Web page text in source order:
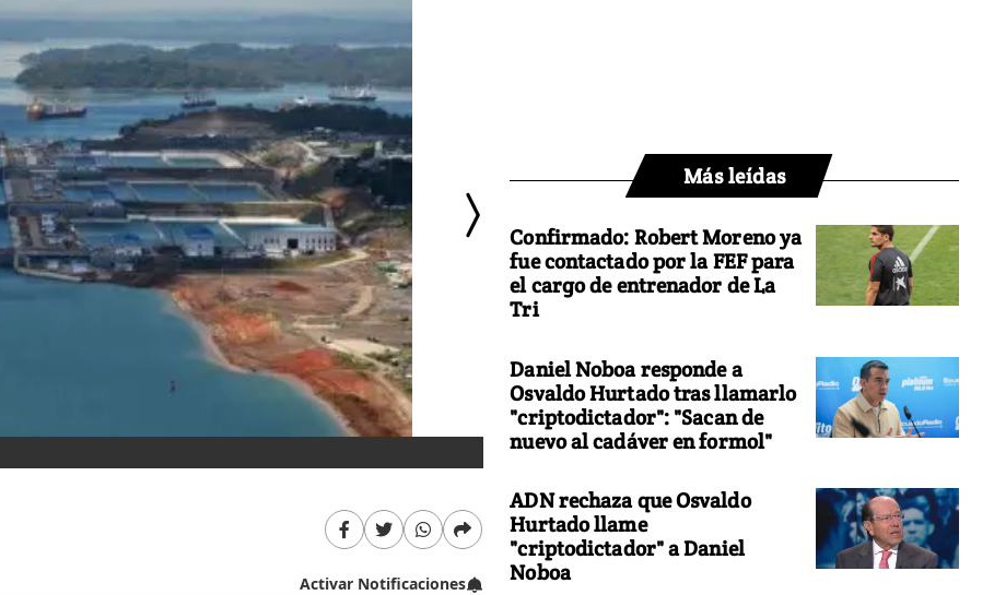
Se modificaron terrenos aledaños al Canal original
Activar Notificaciones
Más leídas
Confirmado: Robert Moreno ya
fue contactado por la FEF para
el cargo de entrenador de La
Tri
Daniel Noboa responde a
Osvaldo Hurtado tras llamarlo
"criptodictador": "Sacan de
nuevo al cadáver en formol"
ADN rechaza que Osvaldo
Hurtado llame
"criptodictador" a Daniel
Noboa